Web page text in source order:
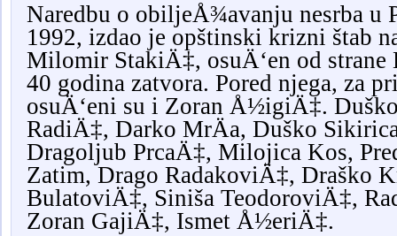
Naredbu o obiljeÅ¾avanju nesrba u
1992, izdao je opštinski krizni štab
Milomir StakiÄ‡, osuÄ‘en od strane
40 godina zatvora. Pored njega, za
osuÄ‘eni su i Zoran Å½igiÄ‡.
RadiÄ‡, Darko MrÄa, Duško
Dragoljub PrcaÄ‡, Milojica Kos,
Zatim, Drago RadakoviÄ‡, Draško
BulatoviÄ‡, Siniša TeodoroviÄ‡,
Zoran GajiÄ‡, Ismet Å½eriÄ‡.